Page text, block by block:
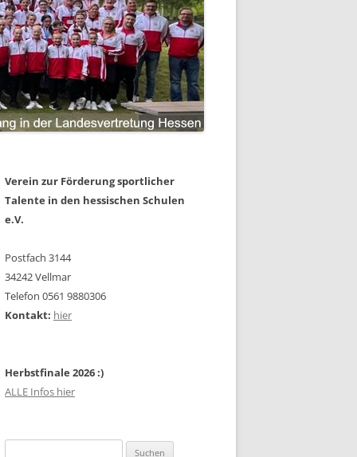
Verein zur Förderung sportlicher
Talente in den hessischen Schulen
e.V.
Postfach 3144
34242 Vellmar
Telefon 0561 9880306
Kontakt: hier
Herbstfinale 2026 :)
ALLE Infos hier